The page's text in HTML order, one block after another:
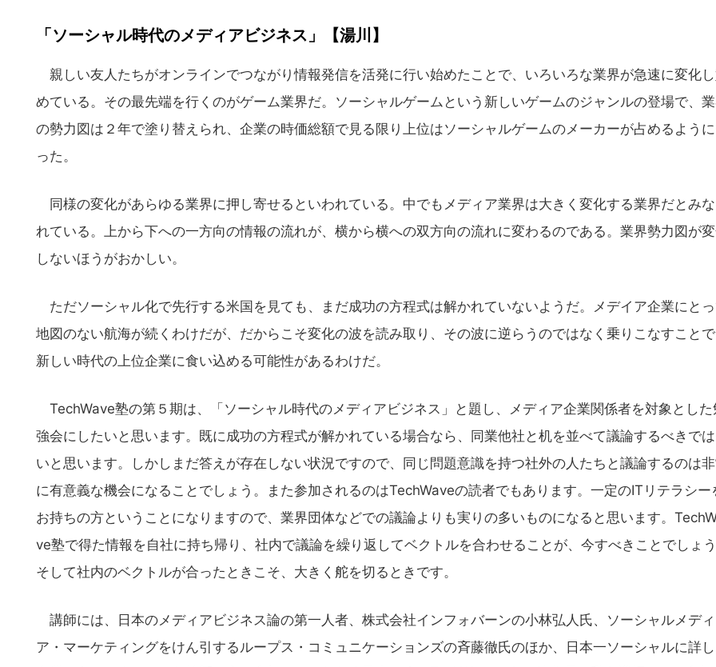
「ソーシャル時代のメディアビジネス」【湯川】
親しい友人たちがオンラインでつながり情報発信を活発に行い始めたことで、いろいろな業界が急速に変化
めている。その最先端を行くのがゲーム業界だ。ソーシャルゲームという新しいゲームのジャンルの登場で、
の勢力図は２年で塗り替えられ、企業の時価総額で見る限り上位はソーシャルゲームのメーカーが占めるよう
った。
同様の変化があらゆる業界に押し寄せるといわれている。中でもメディア業界は大きく変化する業界だとみな
れている。上から下への一方向の情報の流れが、横から横への双方向の流れに変わるのである。業界勢力図が
しないほうがおかしい。
ただソーシャル化で先行する米国を見ても、まだ成功の方程式は解かれていないようだ。メデイア企業にと
地図のない航海が続くわけだが、だからこそ変化の波を読み取り、その波に逆らうのではなく乗りこなすことで
新しい時代の上位企業に食い込める可能性があるわけだ。
TechWave塾の第５期は、「ソーシャル時代のメディアビジネス」と題し、メディア企業関係者を対象とした
強会にしたいと思います。既に成功の方程式が解かれている場合なら、同業他社と机を並べて議論するべきで
いと思います。しかしまだ答えが存在しない状況ですので、同じ問題意識を持つ社外の人たちと議論するのは
に有意義な機会になることでしょう。また参加されるのはTechWaveの読者でもあります。一定のITリテラシー
お持ちの方ということになりますので、業界団体などでの議論よりも実りの多いものになると思います。
ve塾で得た情報を自社に持ち帰り、社内で議論を繰り返してベクトルを合わせることが、今すべきことでしょう
そして社内のベクトルが合ったときこそ、大きく舵を切るときです。
講師には、日本のメディアビジネス論の第一人者、株式会社インフォバーンの小林弘人氏、ソーシャルメディ
ア・マーケティングをけん引するループス・コミュニケーションズの斉藤徹氏のほか、日本一ソーシャルに詳
こ
の